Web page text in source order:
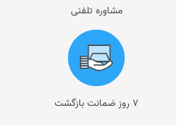
مشاوره تلفنی
۷ روز ضمانت بازگشت